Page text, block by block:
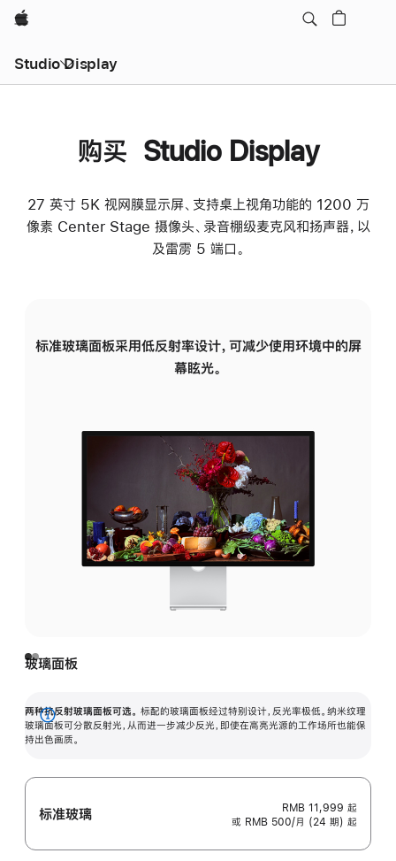
Apple
Studio Display
购买 Studio Display
27 英寸 5K 视网膜显示屏、支持桌上视角功能的 1200 万
像素 Center Stage 摄像头、录音棚级麦克风和扬声器，以
及雷雳 5 端口。
标准玻璃面板采用低反射率设计，可减少使用环境中的屏
幕眩光。
玻璃面板
两种抗反射玻璃面板可选。 标配的玻璃面板经过特别设计，反光率极低。纳米纹理
玻璃面板可分散反射光，从而进一步减少反光，即使在高亮光源的工作场所也能保
持出色画质。
展
开
标准玻璃 RMB 11,999 起
或 RMB 500/月 (24 期) 起